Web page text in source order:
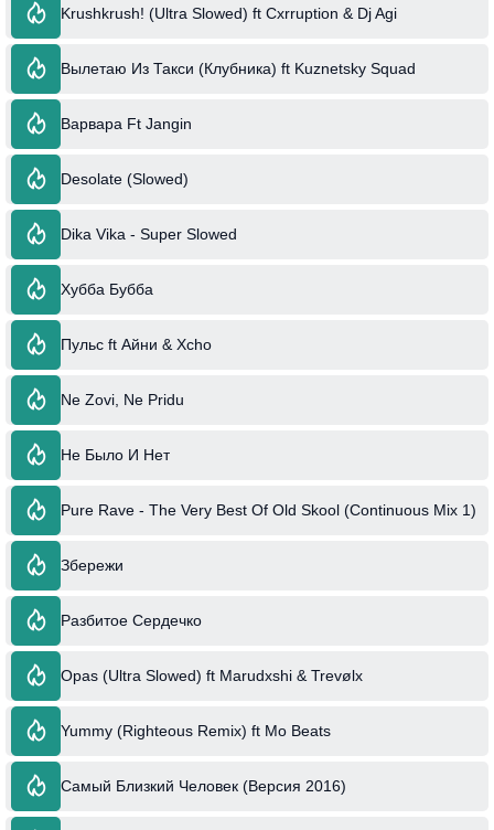
Krushkrush! (Ultra Slowed) ft Cxrruption & Dj Agi
Вылетаю Из Такси (Клубника) ft Kuznetsky Squad
Варвара Ft Jangin
Desolate (Slowed)
Dika Vika - Super Slowed
Хубба Бубба
Пульс ft Айни & Xcho
Ne Zovi, Ne Pridu
Не Было И Нет
Pure Rave - The Very Best Of Old Skool (Continuous Mix 1)
Збережи
Разбитое Сердечко
Opas (Ultra Slowed) ft Marudxshi & Trevølx
Yummy (Righteous Remix) ft Mo Beats
Самый Близкий Человек (Версия 2016)